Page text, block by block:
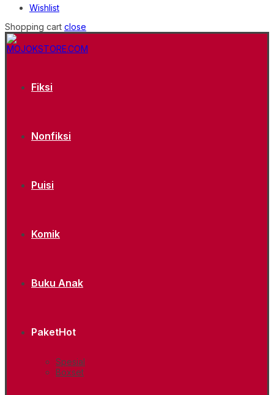
Wishlist
Shopping cart close
Fiksi
Nonfiksi
Puisi
Komik
Buku Anak
PaketHot
Spesial
Boxset